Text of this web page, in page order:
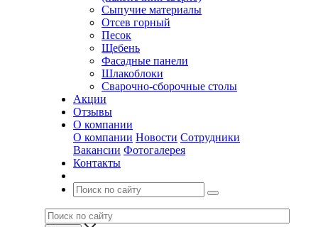
Сыпучие материалы
Отсев горный
Песок
Щебень
Фасадные панели
Шлакоблоки
Сварочно-сборочные столы
Акции
Отзывы
О компании
О компании Новости Сотрудники
Вакансии Фотогалерея
Контакты